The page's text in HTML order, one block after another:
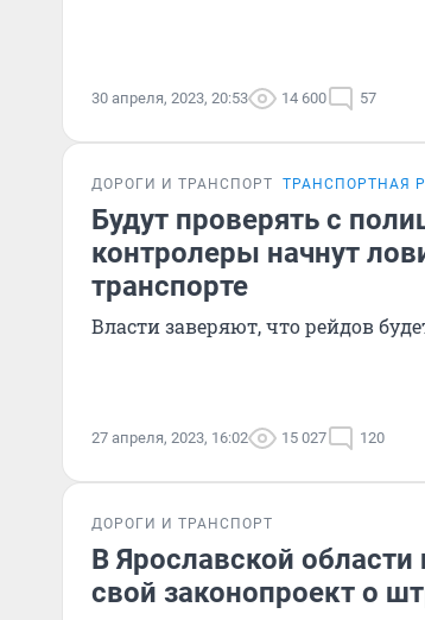
30 апреля, 2023, 20:53 14 600 57
ДОРОГИ И ТРАНСПОРТ ТРАНСПОРТНАЯ
Будут проверять с
контролеры начнут
транспорте
Власти заверяют, что рейдов
27 апреля, 2023, 16:02 15 027 120
ДОРОГИ И ТРАНСПОРТ
В Ярославской области
свой законопроект о